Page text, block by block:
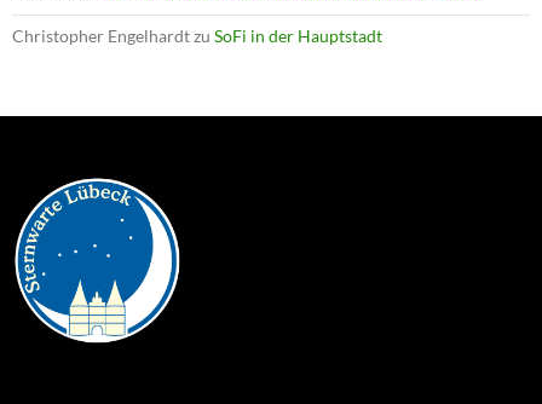
Christopher Engelhardtzu SoFi in der Hauptstadt